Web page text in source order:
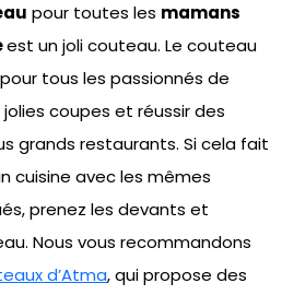
pour toutes les mamans
est un joli couteau. Le couteau
tous les passionnés de
coupes et réussir des
grands restaurants. Si cela fait
cuisine avec les mêmes
prenez les devants et
Nous vous recommandons
d’Atma, qui propose des